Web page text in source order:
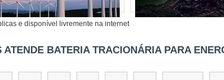
e disponível livremente na internet
BATERIA TRACIONÁRIA PARA